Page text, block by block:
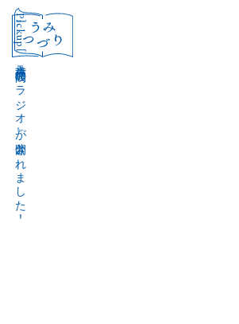
［Pickup］
音声作品『波間のラジオ』が公開されました！